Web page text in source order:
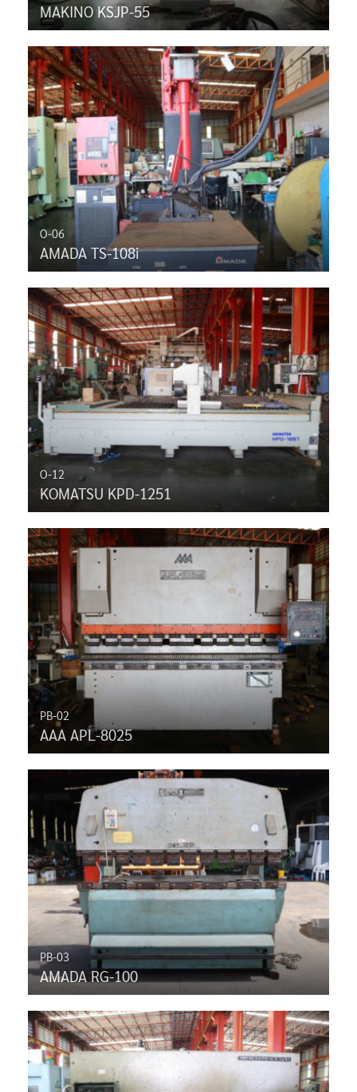
MAKINO KSJP-55
O-06
AMADA TS-108i
O-12
KOMATSU KPD-1251
PB-02
AAA APL-8025
PB-03
AMADA RG-100